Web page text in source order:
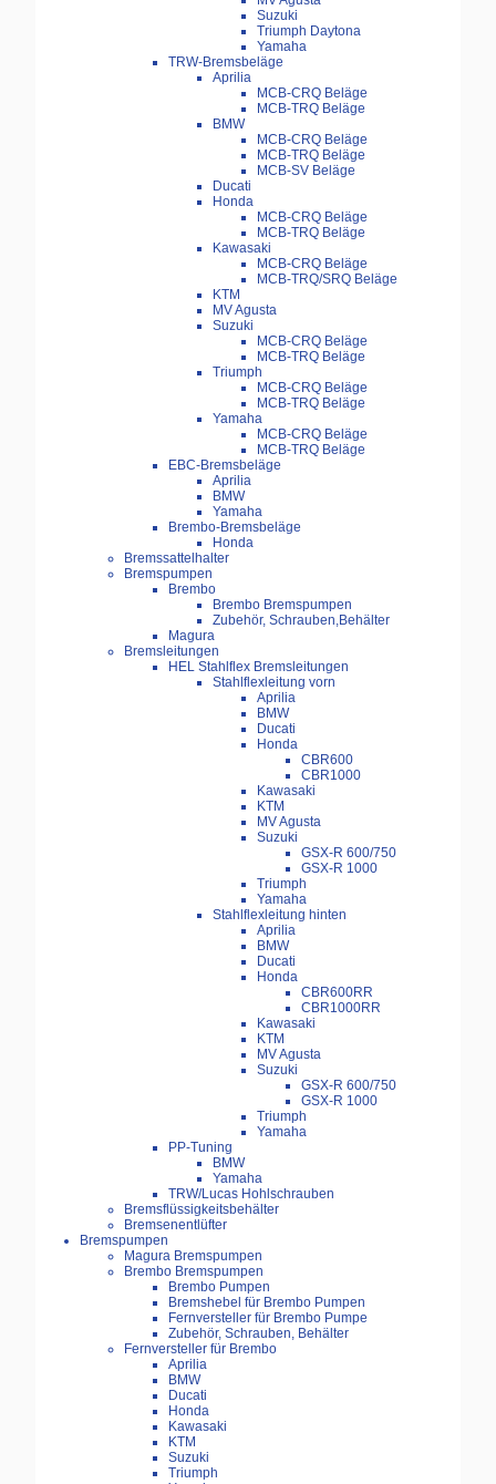
Suzuki
Triumph Daytona
Yamaha
TRW-Bremsbeläge
Aprilia
MCB-CRQ Beläge
MCB-TRQ Beläge
BMW
MCB-CRQ Beläge
MCB-TRQ Beläge
MCB-SV Beläge
Ducati
Honda
MCB-CRQ Beläge
MCB-TRQ Beläge
Kawasaki
MCB-CRQ Beläge
MCB-TRQ/SRQ Beläge
KTM
MV Agusta
Suzuki
MCB-CRQ Beläge
MCB-TRQ Beläge
Triumph
MCB-CRQ Beläge
MCB-TRQ Beläge
Yamaha
MCB-CRQ Beläge
MCB-TRQ Beläge
EBC-Bremsbeläge
Aprilia
BMW
Yamaha
Brembo-Bremsbeläge
Honda
Bremssattelhalter
Bremspumpen
Brembo
Brembo Bremspumpen
Zubehör, Schrauben,Behälter
Magura
Bremsleitungen
HEL Stahlflex Bremsleitungen
Stahlflexleitung vorn
Aprilia
BMW
Ducati
Honda
CBR600
CBR1000
Kawasaki
KTM
MV Agusta
Suzuki
GSX-R 600/750
GSX-R 1000
Triumph
Yamaha
Stahlflexleitung hinten
Aprilia
BMW
Ducati
Honda
CBR600RR
CBR1000RR
Kawasaki
KTM
MV Agusta
Suzuki
GSX-R 600/750
GSX-R 1000
Triumph
Yamaha
PP-Tuning
BMW
Yamaha
TRW/Lucas Hohlschrauben
Bremsflüssigkeitsbehälter
Bremsenentlüfter
Bremspumpen
Magura Bremspumpen
Brembo Bremspumpen
Brembo Pumpen
Bremshebel für Brembo Pumpen
Fernversteller für Brembo Pumpe
Zubehör, Schrauben, Behälter
Fernversteller für Brembo
Aprilia
BMW
Ducati
Honda
Kawasaki
KTM
Suzuki
Triumph